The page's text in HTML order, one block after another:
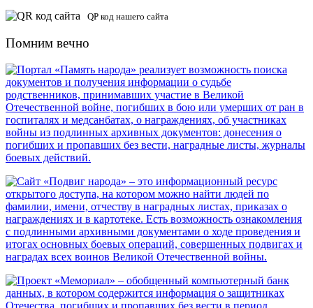
QP код нашего сайта
Помним вечно